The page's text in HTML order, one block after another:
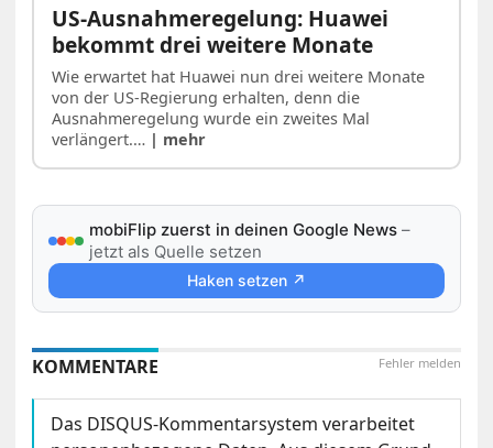
US-Ausnahmeregelung: Huawei
bekommt drei weitere Monate
Wie erwartet hat Huawei nun drei weitere Monate
von der US-Regierung erhalten, denn die
Ausnahmeregelung wurde ein zweites Mal
verlängert.… | mehr
mobiFlip zuerst in deinen Google News –
jetzt als Quelle setzen
Haken setzen ↗
Fehler melden
KOMMENTARE
Das DISQUS-Kommentarsystem verarbeitet